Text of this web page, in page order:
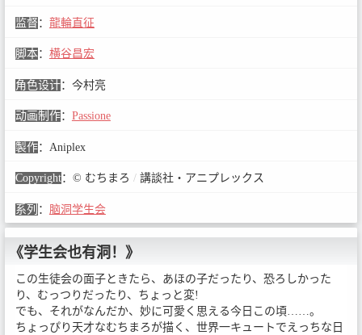
监督 ： 龍輪直征
脚本： 横谷昌宏
角色设计： 今村亮
动画制作： Passione
製作： Aniplex
Copyright： © むちまろ /講談社・アニプレックス
系列 ： 脑洞学生会
《学生会也有洞！》
この生徒会の面子ときたら、あほの子だったり、恐ろしかった
り、むっつりだったり、ちょっと変!
でも、それがなんだか、妙に可愛く思える今日この頃……。
ちょっぴり天才なむちまろが描く、世界一キュートでえっちな日